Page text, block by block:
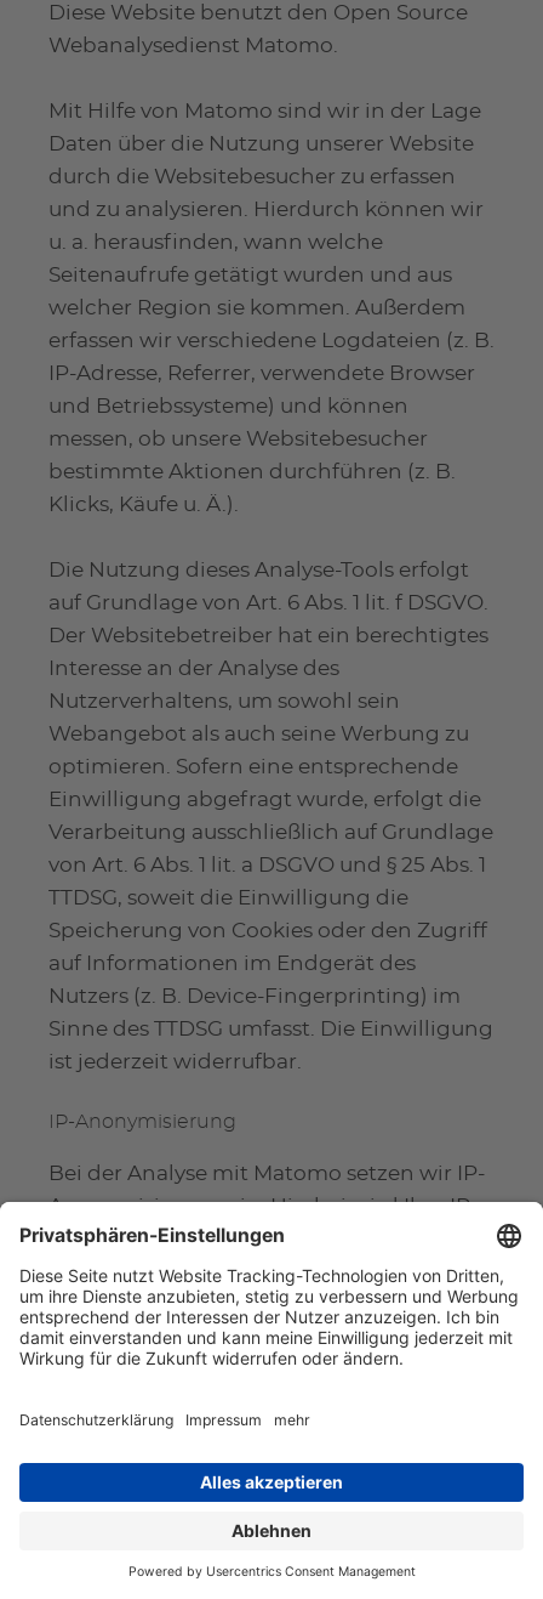
Diese Website benutzt den Open Source
Webanalysedienst Matomo.
Mit Hilfe von Matomo sind wir in der Lage
Daten über die Nutzung unserer Website
durch die Websitebesucher zu erfassen
und zu analysieren. Hierdurch können wir
u. a. herausfinden, wann welche
Seitenaufrufe getätigt wurden und aus
welcher Region sie kommen. Außerdem
erfassen wir verschiedene Logdateien (z. B.
IP-Adresse, Referrer, verwendete Browser
und Betriebssysteme) und können
messen, ob unsere Websitebesucher
bestimmte Aktionen durchführen (z. B.
Klicks, Käufe u. Ä.).
Die Nutzung dieses Analyse-Tools erfolgt
auf Grundlage von Art. 6 Abs. 1 lit. f DSGVO.
Der Websitebetreiber hat ein berechtigtes
Interesse an der Analyse des
Nutzerverhaltens, um sowohl sein
Webangebot als auch seine Werbung zu
optimieren. Sofern eine entsprechende
Einwilligung abgefragt wurde, erfolgt die
Verarbeitung ausschließlich auf Grundlage
von Art. 6 Abs. 1 lit. a DSGVO und § 25 Abs. 1
TTDSG, soweit die Einwilligung die
Speicherung von Cookies oder den Zugriff
auf Informationen im Endgerät des
Nutzers (z. B. Device-Fingerprinting) im
Sinne des TTDSG umfasst. Die Einwilligung
ist jederzeit widerrufbar.
IP-Anonymisierung
Bei der Analyse mit Matomo setzen wir IP-
Anonymisierung ein. Hierbei wird Ihre IP-
Adresse vor der Analyse gekürzt, sodass Sie
Ihnen nicht mehr eindeutig zuordenbar
ist.
Hosting
Wir hosten Matomo bei folgendem
6140 Wellington